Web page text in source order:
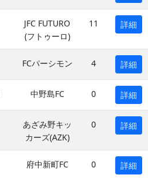
JFC FUTURO
(フトゥーロ)
11 詳細
FCパーシモン 4 詳細
中野島FC 0 詳細
あざみ野キッ
カーズ(AZK)
0 詳細
府中新町FC 0 詳細